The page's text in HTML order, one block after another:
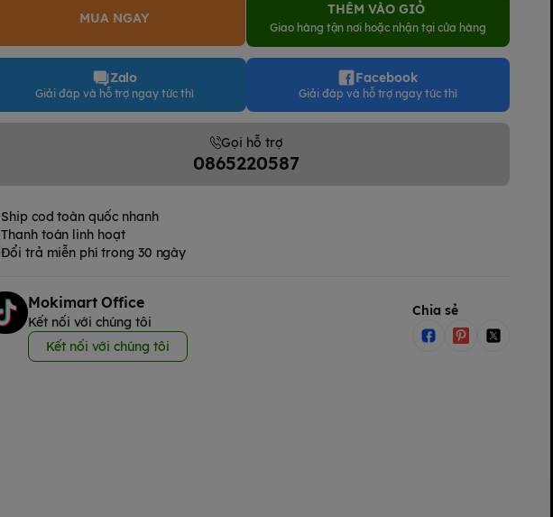
MUA NGAY
THÊM VÀO GIỎ
Giao hàng tận nơi hoặc nhận tại cửa hàng
Zalo
Giải đáp và hỗ trợ ngay tức thì
Facebook
Giải đáp và hỗ trợ ngay tức thì
Gọi hỗ trợ
0865220587
Ship cod toàn quốc nhanh
Thanh toán linh hoạt
Đổi trả miễn phí trong 30 ngày
Mokimart Office
Kết nối với chúng tôi
Kết nối với chúng tôi
Chia sẻ